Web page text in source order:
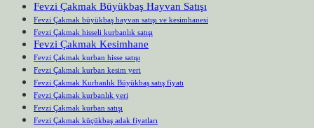
Fevzi Çakmak Büyükbaş Hayvan Satışı
Fevzi Çakmak büyükbaş hayvan satışı ve kesimhanesi
Fevzi Çakmak hisseli kurbanlık satışı
Fevzi Çakmak Kesimhane
Fevzi Çakmak kurban hisse satışı
Fevzi Çakmak kurban kesim yeri
Fevzi Çakmak Kurbanlık Büyükbaş satış fiyatı
Fevzi Çakmak kurbanlık yeri
Fevzi Çakmak kurban satışı
Fevzi Çakmak küçükbaş adak fiyatları